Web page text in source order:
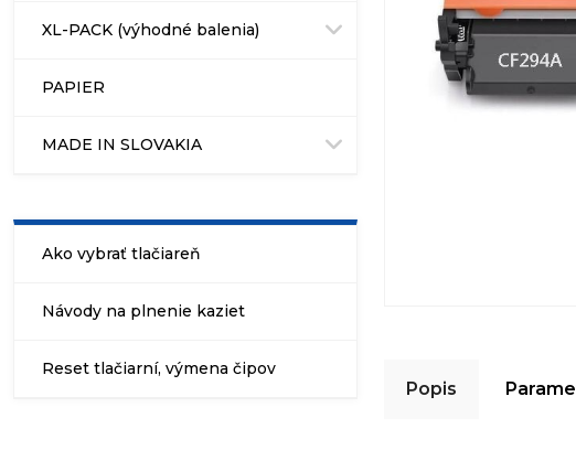
XL-PACK (výhodné balenia)
PAPIER
MADE IN SLOVAKIA
Ako vybrať tlačiareň
Návody na plnenie kaziet
Reset tlačiarní, výmena čipov
Popis